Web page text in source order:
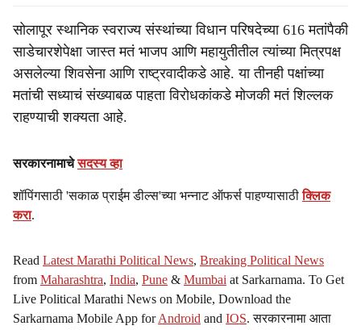
सोलापूर स्थानिक स्वराज्य संस्थांच्या विधान परिषदेच्या 616 मतांपैकी
साडेचारशेपेक्षा जास्त मतं भाजप आणि महायुतीतील त्यांच्या मित्रपक्ष
असलेल्या शिवसेना आणि राष्ट्रवादीकडे आहे. या तीनही पक्षांच्या
मतांची सध्याचं संख्याबळ पाहता विरोधकांकडे मोजकी मतं शिल्लक
राहण्याची शक्यता आहे.
सरकारनामाचेसदस्य व्हा
शॉपिंगसाठी 'सकाळ प्राईम डील्स'च्या भन्नाट ऑफर्स पाहण्यासाठीक्लिक
करा.
Read Latest Marathi Political News, Breaking Political News
from Maharashtra, India, Pune & Mumbai at Sarkarnama. To Get
Live Political Marathi News on Mobile, Download the
Sarkarnama Mobile App forAndroid and IOS. सरकारनामा आता